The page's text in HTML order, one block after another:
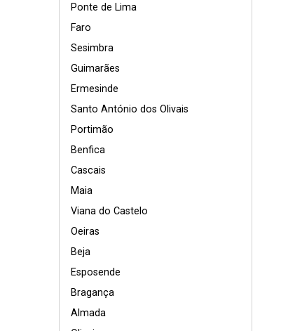
Ponte de Lima
Faro
Sesimbra
Guimarães
Ermesinde
Santo António dos Olivais
Portimão
Benfica
Cascais
Maia
Viana do Castelo
Oeiras
Beja
Esposende
Bragança
Almada